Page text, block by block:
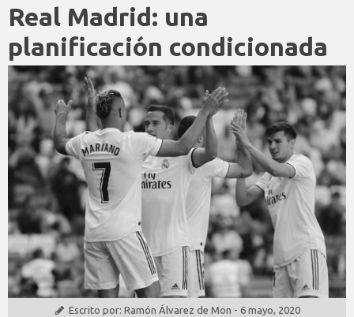
Real Madrid: una
planificación condicionada
Escrito por: Ramón Álvarez de Mon - 6 mayo, 2020